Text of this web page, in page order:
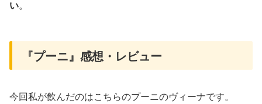
い。
『プーニ』感想・レビュー
今回私が飲んだのはこちらのプーニのヴィーナです。